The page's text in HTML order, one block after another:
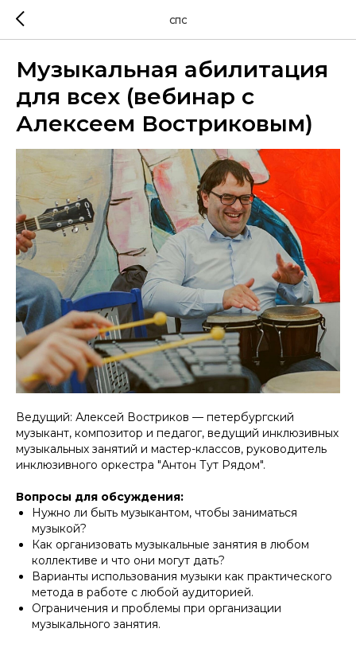
СПС
Музыкальная абилитация
для всех (вебинар с
Алексеем Востриковым)
Ведущий: Алексей Востриков — петербургский
музыкант, композитор и педагог, ведущий инклюзивных
музыкальных занятий и мастер-классов, руководитель
инклюзивного оркестра "Антон Тут Рядом".
Вопросы для обсуждения:
Нужно ли быть музыкантом, чтобы заниматься
музыкой?
Как организовать музыкальные занятия в любом
коллективе и что они могут дать?
Варианты использования музыки как практического
метода в работе с любой аудиторией.
Ограничения и проблемы при организации
музыкального занятия.